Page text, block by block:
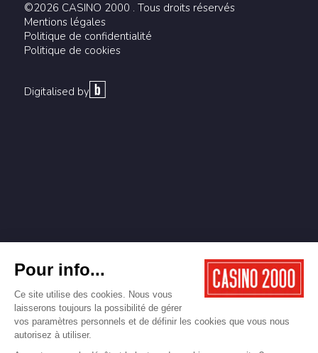
©2026 CASINO 2000 . Tous droits réservés
Mentions légales
Politique de confidentialité
Politique de cookies
Digitalised by